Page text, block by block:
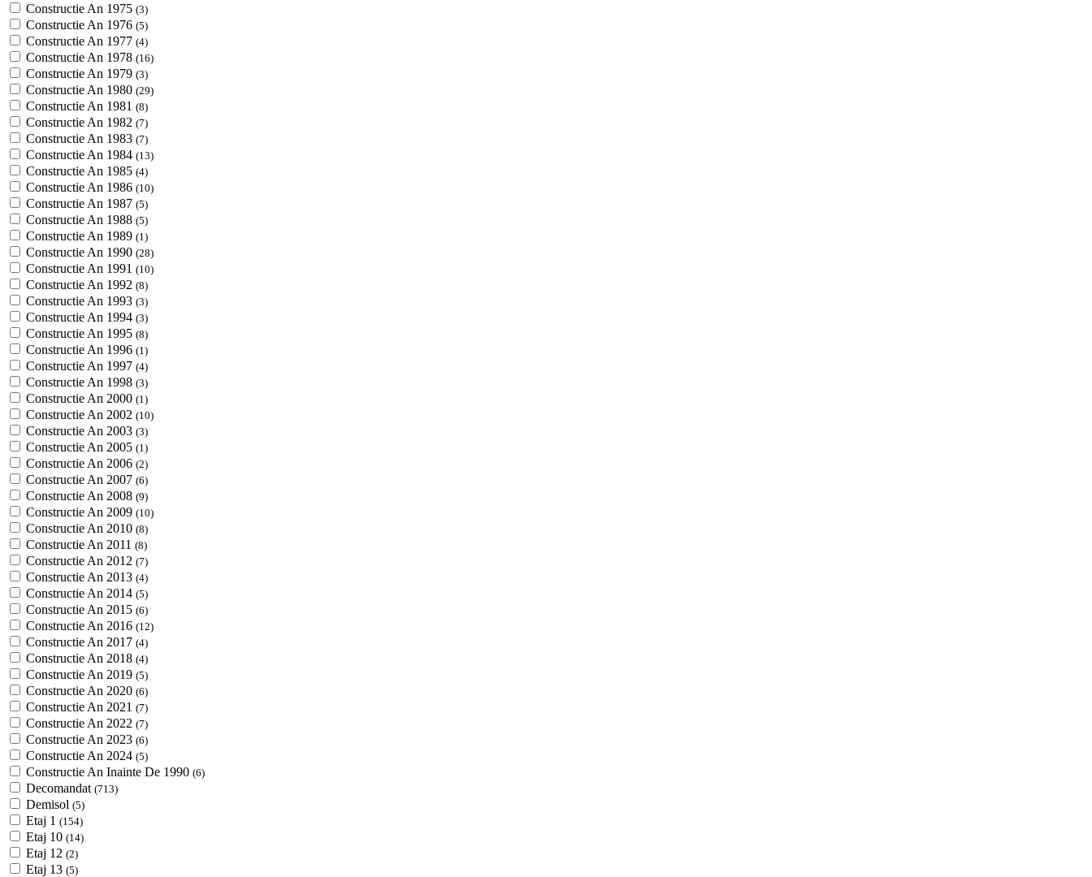
Constructie An 1975 (3)
Constructie An 1976 (5)
Constructie An 1977 (4)
Constructie An 1978 (16)
Constructie An 1979 (3)
Constructie An 1980 (29)
Constructie An 1981 (8)
Constructie An 1982 (7)
Constructie An 1983 (7)
Constructie An 1984 (13)
Constructie An 1985 (4)
Constructie An 1986 (10)
Constructie An 1987 (5)
Constructie An 1988 (5)
Constructie An 1989 (1)
Constructie An 1990 (28)
Constructie An 1991 (10)
Constructie An 1992 (8)
Constructie An 1993 (3)
Constructie An 1994 (3)
Constructie An 1995 (8)
Constructie An 1996 (1)
Constructie An 1997 (4)
Constructie An 1998 (3)
Constructie An 2000 (1)
Constructie An 2002 (10)
Constructie An 2003 (3)
Constructie An 2005 (1)
Constructie An 2006 (2)
Constructie An 2007 (6)
Constructie An 2008 (9)
Constructie An 2009 (10)
Constructie An 2010 (8)
Constructie An 2011 (8)
Constructie An 2012 (7)
Constructie An 2013 (4)
Constructie An 2014 (5)
Constructie An 2015 (6)
Constructie An 2016 (12)
Constructie An 2017 (4)
Constructie An 2018 (4)
Constructie An 2019 (5)
Constructie An 2020 (6)
Constructie An 2021 (7)
Constructie An 2022 (7)
Constructie An 2023 (6)
Constructie An 2024 (5)
Constructie An Inainte De 1990 (6)
Decomandat (713)
Demisol (5)
Etaj 1 (154)
Etaj 10 (14)
Etaj 12 (2)
Etaj 13 (5)